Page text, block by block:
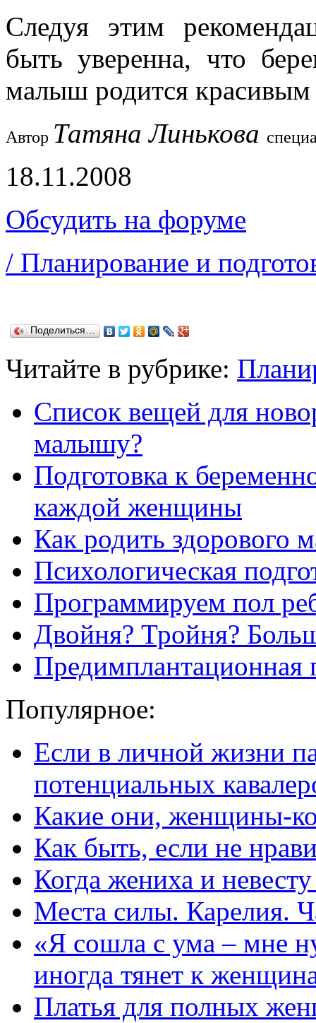
Следуя этим
быть уверенна, что
малыш родится
Автор Татяна Линькова
18.11.2008
Обсудить на форуме
/ Планирование и
Поделиться…
Читайте в рубрике:
Список вещей для
малышу?
Подготовка к
каждой женщины
Как родить здорового
Психологическая
Программируем пол
Двойня? Тройня?
Предимплантационная
Популярное:
Если в личной жизни
потенциальных
Какие они, женщины-
Как быть, если не
Когда жениха и
Места силы. Карелия.
«Я сошла с ума – мне
иногда тянет к
Платья для полных